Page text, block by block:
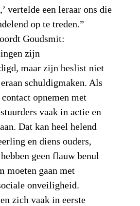
vertelde een leraar ons die
op te treden.”
Goudsmit:
zijn
maar zijn beslist niet
schuldigmaken. Als
opnemen met
vaak in actie en
Dat kan heel helend
en diens ouders,
geen flauw benul
moeten gaan met
onveiligheid.
zich vaak in eerste